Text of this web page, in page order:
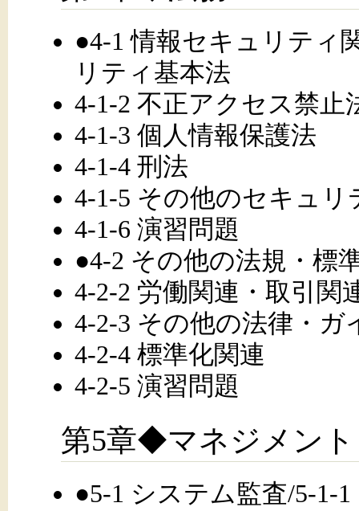
●4-1 情報セキュリティ
リティ基本法
4-1-2 不正アクセス禁止
4-1-3 個人情報保護法
4-1-4 刑法
4-1-5 その他のセキュリ
4-1-6 演習問題
●4-2 その他の法規・標
4-2-2 労働関連・取引関
4-2-3 その他の法律・
4-2-4 標準化関連
4-2-5 演習問題
第5章◆マネジメント
●5-1 システム監査/5-1-